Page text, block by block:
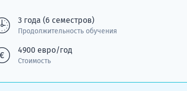
3 года (6 семестров)
Продолжительность обучения
4900 евро/год
Стоимость